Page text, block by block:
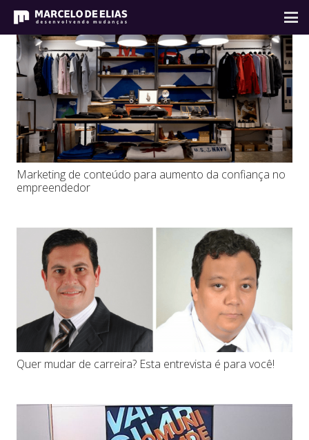
Marketing de conteúdo para aumento da confiança no
empreendedor
Quer mudar de carreira? Esta entrevista é para você!